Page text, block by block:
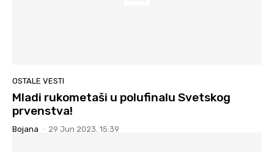
OSTALE VESTI
Mladi rukometaši u polufinalu Svetskog
prvenstva!
Bojana - 29 Jun 2023. 15:39